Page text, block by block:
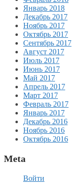
Январь 2018
Декабрь 2017
Ноябрь 2017
Октябрь 2017
Сентябрь 2017
Август 2017
Июль 2017
Июнь 2017
Май 2017
Апрель 2017
Март 2017
Февраль 2017
Январь 2017
Декабрь 2016
Ноябрь 2016
Октябрь 2016
Meta
Войти